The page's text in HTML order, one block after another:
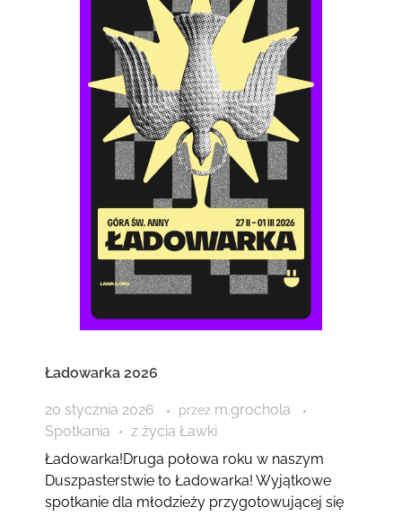
Ładowarka 2026
20 stycznia 2026 przez m.grochola
Spotkania
z życia Ławki
Ładowarka!Druga połowa roku w naszym
Duszpasterstwie to Ładowarka! Wyjątkowe
spotkanie dla młodzieży przygotowującej się